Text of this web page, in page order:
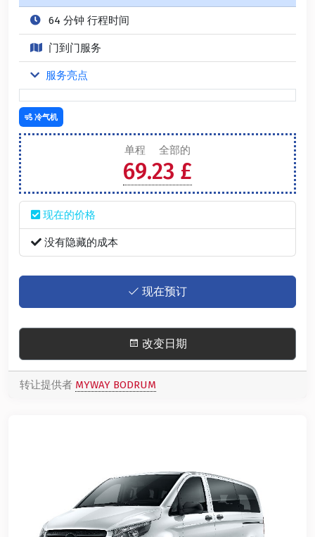
64 分钟 行程时间
门到门服务
服务亮点
单程 全部的
69.23 £
现在的价格
没有隐藏的成本
现在预订
改变日期
冷气机
转让提供者 MYWAY BODRUM